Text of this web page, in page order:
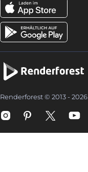
Renderforest © 2013 - 2026